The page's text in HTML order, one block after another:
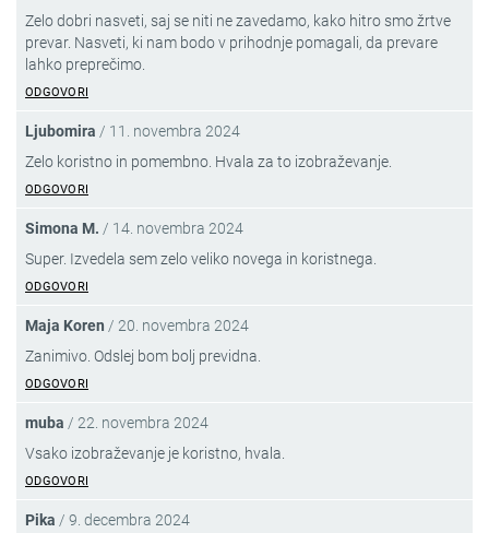
Zelo dobri nasveti, saj se niti ne zavedamo, kako hitro smo žrtve
prevar. Nasveti, ki nam bodo v prihodnje pomagali, da prevare
lahko preprečimo.
ODGOVORI
Ljubomira / 11. novembra 2024
Zelo koristno in pomembno. Hvala za to izobraževanje.
ODGOVORI
Simona M. / 14. novembra 2024
Super. Izvedela sem zelo veliko novega in koristnega.
ODGOVORI
Maja Koren / 20. novembra 2024
Zanimivo. Odslej bom bolj previdna.
ODGOVORI
muba / 22. novembra 2024
Vsako izobraževanje je koristno, hvala.
ODGOVORI
Pika / 9. decembra 2024